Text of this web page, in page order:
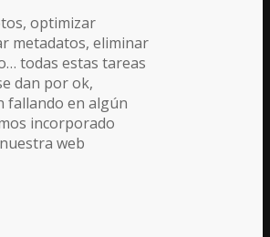
optimizar
metadatos, eliminar
todas estas tareas
dan por ok,
fallando en algún
incorporado
web